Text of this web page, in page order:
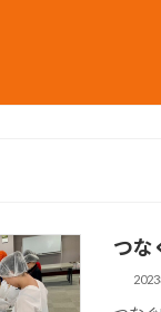
つな